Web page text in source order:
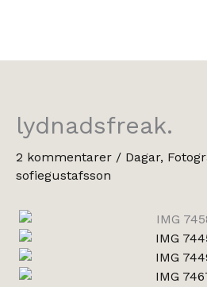
lydnadsfreak.
2 kommentarer / Dagar,
sofiegustafsson